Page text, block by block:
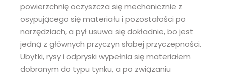
powierzchnię oczyszcza się mechanicznie z
osypującego się materiału i pozostałości po
narzędziach, a pył usuwa się dokładnie, bo jest
jedną z głównych przyczyn słabej przyczepności.
Ubytki, rysy i odpryski wypełnia się materiałem
dobranym do typu tynku, a po związaniu